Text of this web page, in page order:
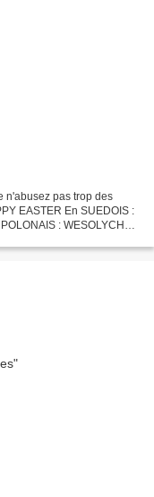
n'abusez pas trop des
EASTER En SUEDOIS :
: WESOLYCH